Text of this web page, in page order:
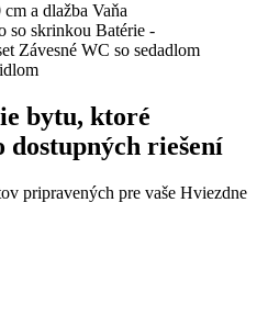
a dlažba Vaňa
so skrinkou Batérie -
Závesné WC so sedadlom
bytu, ktoré
dostupných riešení
pripravených pre vaše Hviezdne